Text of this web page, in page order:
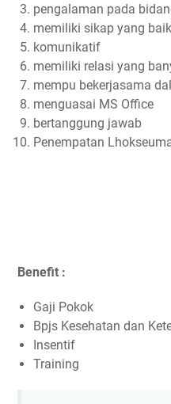
pengalaman pada
memiliki sikap yang
komunikatif
memiliki relasi yang
mempu bekerjasama
menguasai MS Office
bertanggung jawab
Penempatan
Benefit :
Gaji Pokok
Bpjs Kesehatan dan
Insentif
Training